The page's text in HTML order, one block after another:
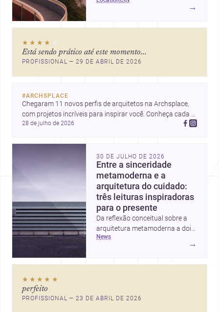
ícones como o Museu de Arte
mercado interessante para quem
quer construir, reformar ou
→
★★★★ ★
Está sendo prático até este momento...
PROFISSIONAL — 29 DE ABRIL DE 2026
#ARCHSPLACE
Chegaram 11 novos perfis de arquitetos na Archsplace,
com projetos incríveis para inspirar você. Conheça cada
perfil e descubra novas ideias para seus próximos
28 de julho de 2026
30 DE JULHO DE 2026
Entre a sinceridade
metamoderna e a
arquitetura do cuidado:
três leituras inspiradoras
para o presente
Da reflexão conceitual sobre a
arquitetura metamoderna a dois
projetos que colocam escala
humana, bem-estar e experiência
pensar forma, uso e emoção
news
→
★★★★★
perfeito
PROFISSIONAL — 23 DE ABRIL DE 2026